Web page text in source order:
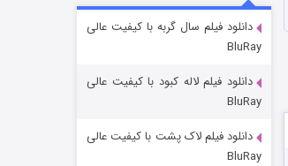
شوگر فصل ۲
قسمت
دانلود فیلم سال گربه با کیفیت عالی
BluRay
دانلود فیلم لاله کبود با کیفیت عالی
BluRay
دانلود فیلم لاک پشت با کیفیت عالی
BluRay